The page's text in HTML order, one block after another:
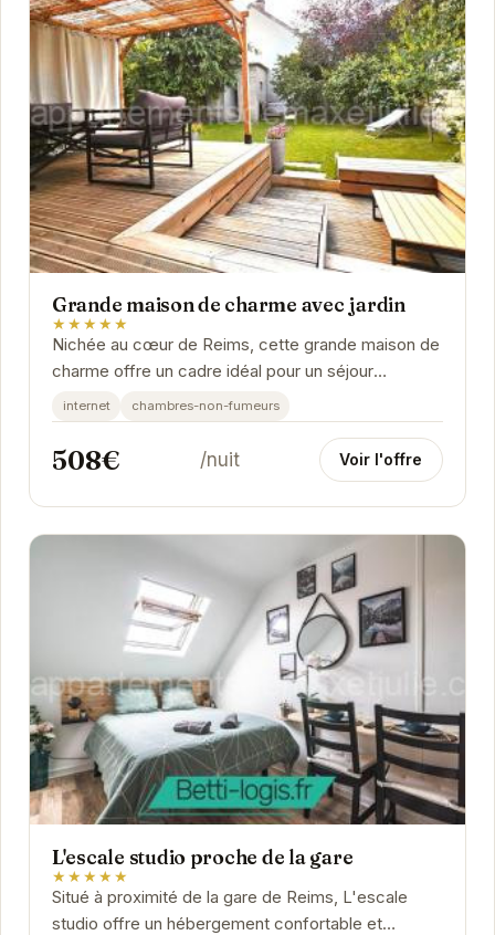
Grande maison de charme avec jardin
★★★★★
Nichée au cœur de Reims, cette grande maison de
charme offre un cadre idéal pour un séjour
inoubliable. Son jardin luxuriant invite à la...
internet chambres-non-fumeurs
508€ /nuit Voir l'offre
L'escale studio proche de la gare
★★★★★
Situé à proximité de la gare de Reims, L'escale
studio offre un hébergement confortable et